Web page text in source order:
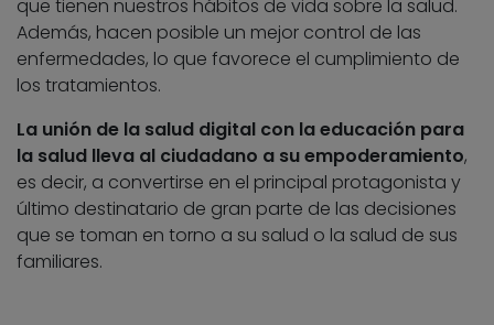
que tienen nuestros hábitos de vida sobre la salud.
Además, hacen posible un mejor control de las
enfermedades, lo que favorece el cumplimiento de
los tratamientos.
La unión de la salud digital con la educación para
la salud lleva al ciudadano a su empoderamiento,
es decir, a convertirse en el principal protagonista y
último destinatario de gran parte de las decisiones
que se toman en torno a su salud o la salud de sus
familiares.